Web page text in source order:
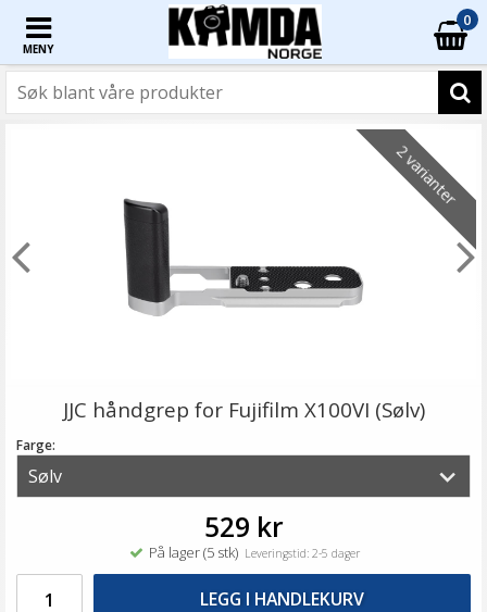
MENY
0
2 varianter
JJC håndgrep for Fujifilm X100VI (Sølv)
Farge:
529 kr
På lager (5 stk)Leveringstid: 2-5 dager
LEGG I HANDLEKURV